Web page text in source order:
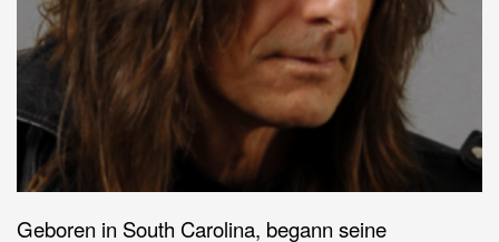
Geboren in South Carolina, begann seine